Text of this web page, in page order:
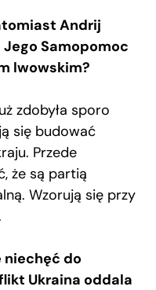
Andrij
Samopomoc
lwowskim?
zdobyła sporo
się budować
Przede
że są partią
Wzorują się przy
niechęć do
Ukraina oddala